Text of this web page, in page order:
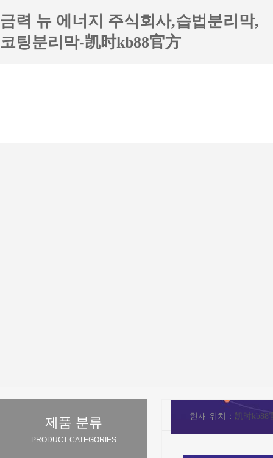
금력 뉴 에너지 주식회사,습법분리막,
코팅분리막-凯时kb88官方
제품 분류
PRODUCT CATEGORIES
현재 위치： 凯时kb88